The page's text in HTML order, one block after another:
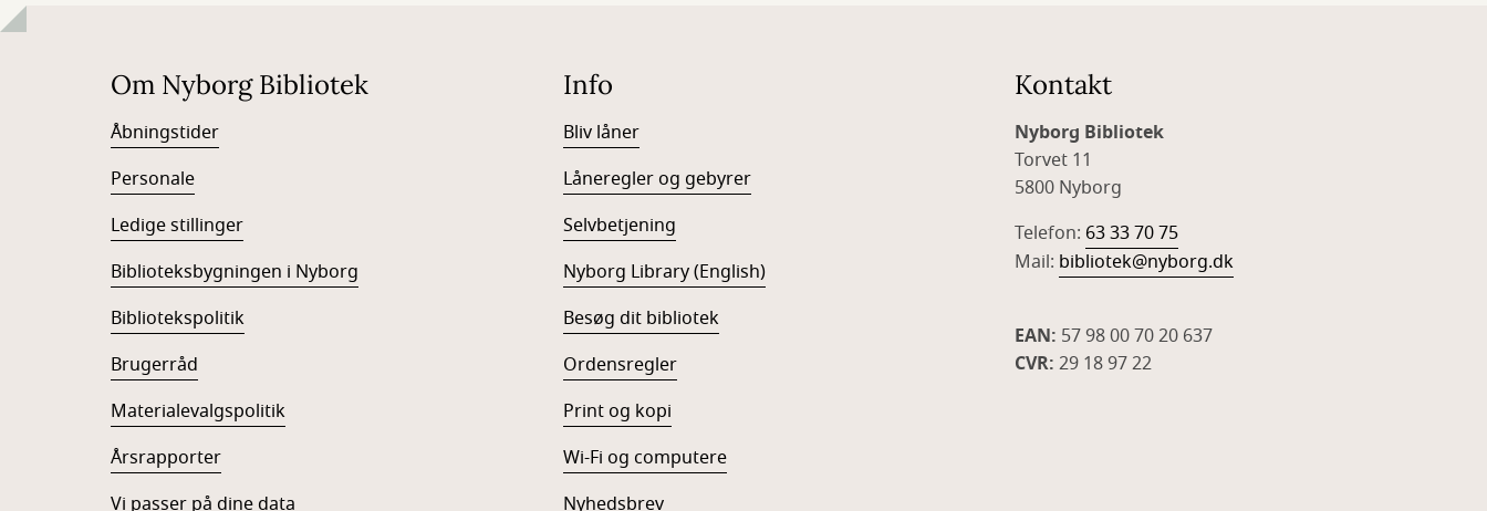
Om Nyborg Bibliotek
Åbningstider
Personale
Ledige stillinger
Biblioteksbygningen i Nyborg
Bibliotekspolitik
Brugerråd
Materialevalgspolitik
Årsrapporter
Vi passer på dine data
Info
Bliv låner
Låneregler og gebyrer
Selvbetjening
Nyborg Library (English)
Besøg dit bibliotek
Ordensregler
Print og kopi
Wi-Fi og computere
Nyhedsbrev
Kontakt
Nyborg Bibliotek
Torvet 11
5800 Nyborg
Telefon: 63 33 70 75
Mail: bibliotek@nyborg.dk
EAN: 57 98 00 70 20 637
CVR: 29 18 97 22